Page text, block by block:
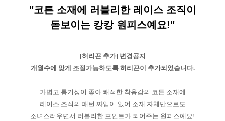
"코튼 소재에 러블리한 레이스 조직이
돋보이는 캉캉 원피스예요!"
[허리끈 추가] 변경공지
개월수에 맞게 조절가능하도록 허리끈이 추가되었습니다.
가볍고 통기성이 좋아 쾌적한 착용감의 코튼 소재에
레이스 조직의 패턴 짜임이 있어 소재 자체만으로도
소녀스러우면서 러블리한 포인트가 되어주는 원피스예요!